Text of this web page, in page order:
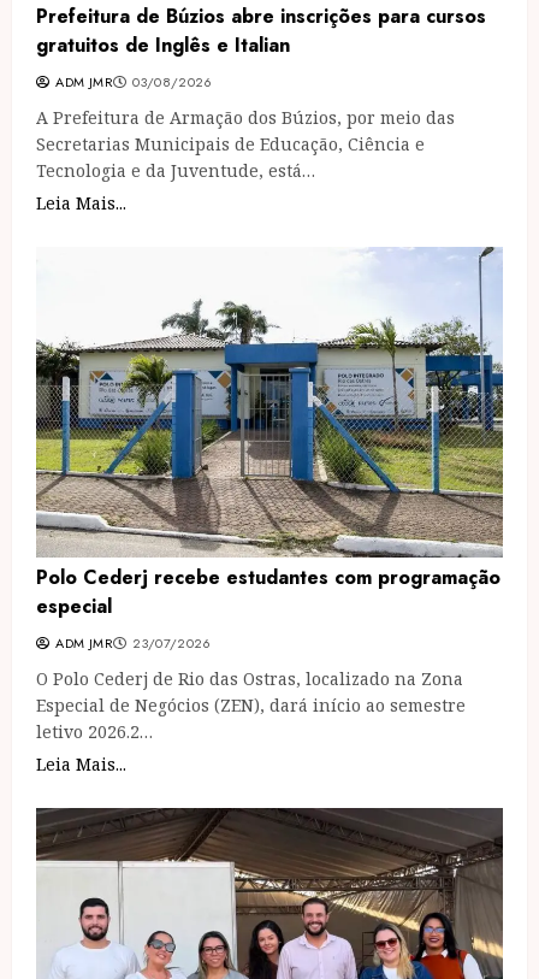
Prefeitura de Búzios abre inscrições para cursos
gratuitos de Inglês e Italian
ADM JMR 03/08/2026
A Prefeitura de Armação dos Búzios, por meio das
Secretarias Municipais de Educação, Ciência e
Tecnologia e da Juventude, está…
Leia Mais...
Polo Cederj recebe estudantes com programação
especial
ADM JMR 23/07/2026
O Polo Cederj de Rio das Ostras, localizado na Zona
Especial de Negócios (ZEN), dará início ao semestre
letivo 2026.2…
Leia Mais...